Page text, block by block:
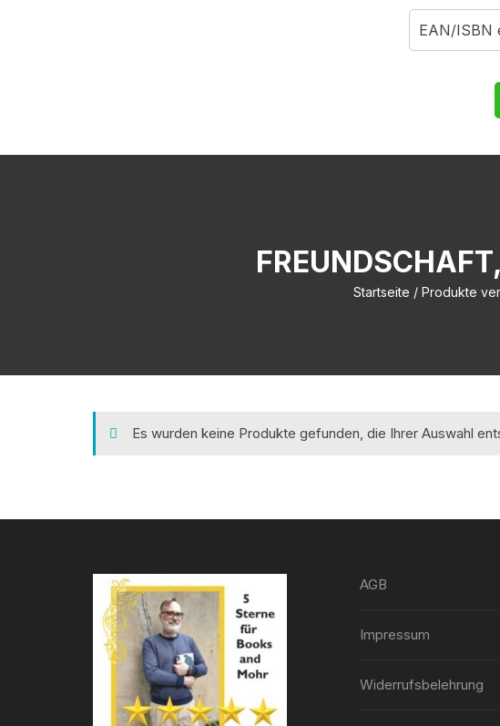
Startseite / Produkte
Es wurden keine Produkte gefunden, die Ihrer Auswahl
AGB
Impressum
Widerrufsbelehrung